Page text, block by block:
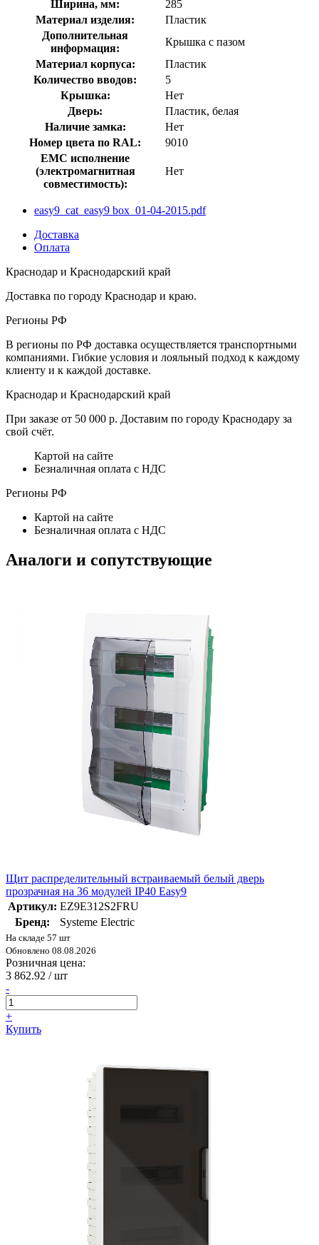
Ширина, мм:
285
Материал изделия:
Пластик
Дополнительная
информация:
Крышка c пазом
Материал корпуса:
Пластик
Количество вводов:
5
Крышка:
Нет
Дверь:
Пластик, белая
Наличие замка:
Нет
Номер цвета по RAL:
9010
EMC исполнение
(электромагнитная
совместимость):
Нет
easy9_cat_easy9 box_01-04-2015.pdf
Доставка
Оплата
Краснодар и Краснодарский край
Доставка по городу Краснодар и краю.
Регионы РФ
В регионы по РФ доставка осуществляется транспортными
компаниями. Гибкие условия и лояльный подход к каждому
клиенту и к каждой доставке.
Краснодар и Краснодарский край
При заказе от 50 000 р. Доставим по городу Краснодару за
свой счёт.
Картой на сайте
Безналичная оплата с НДС
Регионы РФ
Картой на сайте
Безналичная оплата с НДС
Аналоги и сопутствующие
Щит распределительный встраиваемый белый дверь
прозрачная на 36 модулей IP40 Easy9
Артикул: EZ9E312S2FRU
Бренд:
Systeme Electric
На складе 57 шт
Обновлено 08.08.2026
Розничная цена:
3 862.92 / шт
-
+
Купить